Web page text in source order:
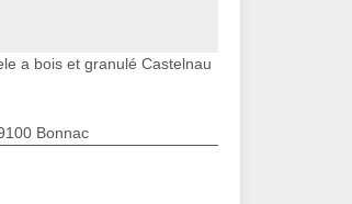
a bois et granulé Castelnau
Bonnac